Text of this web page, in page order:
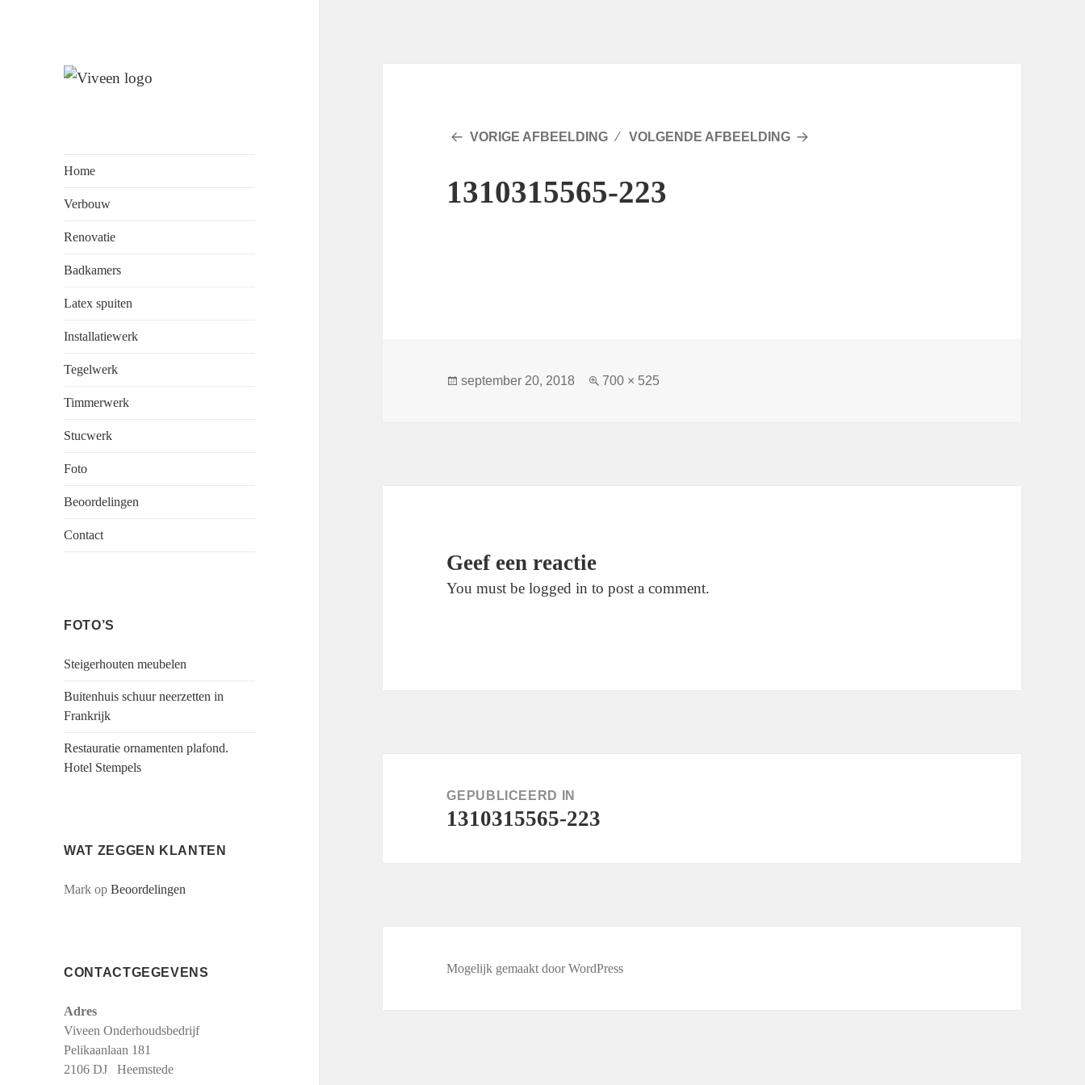
Home
Verbouw
Renovatie
Badkamers
Latex spuiten
Installatiewerk
Tegelwerk
Timmerwerk
Stucwerk
Foto
Beoordelingen
Contact
FOTO’S
Steigerhouten meubelen
Buitenhuis schuur neerzetten in
Frankrijk
Restauratie ornamenten plafond.
Hotel Stempels
WAT ZEGGEN KLANTEN
Mark opBeoordelingen
CONTACTGEGEVENS
Adres
Viveen Onderhoudsbedrijf
Pelikaanlaan 181
2106 DJ Heemstede
VORIGE AFBEELDING VOLGENDE AFBEELDING
1310315565-223
Geplaatst
september 20, 2018
Volledige
700 × 525
Geef een reactie
You must be logged in to post a comment.
GEPUBLICEERD IN
1310315565-223
Mogelijk gemaakt door WordPress